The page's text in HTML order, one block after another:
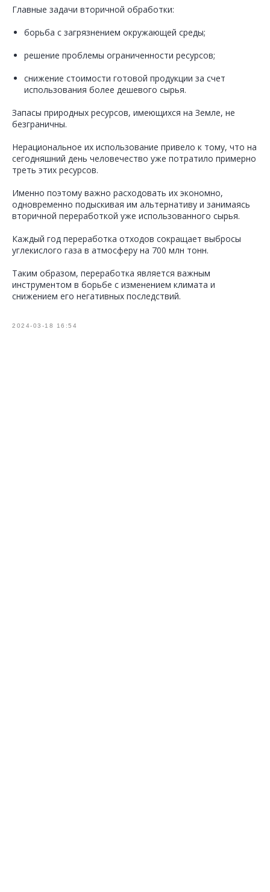
Главные задачи вторичной обработки:
борьба с загрязнением окружающей среды;
решение проблемы ограниченности ресурсов;
снижение стоимости готовой продукции за счет
использования более дешевого сырья.
Запасы природных ресурсов, имеющихся на Земле, не
безграничны.
Нерациональное их использование привело к тому, что на
сегодняшний день человечество уже потратило примерно
треть этих ресурсов.
Именно поэтому важно расходовать их экономно,
одновременно подыскивая им альтернативу и занимаясь
вторичной переработкой уже использованного сырья.
Каждый год переработка отходов сокращает выбросы
углекислого газа в атмосферу на 700 млн тонн.
Таким образом, переработка является важным
инструментом в борьбе с изменением климата и
снижением его негативных последствий.
2024-03-18 16:54